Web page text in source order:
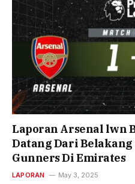
Laporan Arsenal lwn
Datang Dari
Gunners Di Emirates
LAPORAN May 3, 2025